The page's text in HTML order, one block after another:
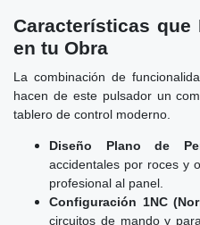
Características que
en tu Obra
La combinación de
hacen de este pulsador un
tablero de control moderno.
Diseño Plano de
accidentales por roces y
profesional al panel.
Configuración 1NC
circuitos de mando y